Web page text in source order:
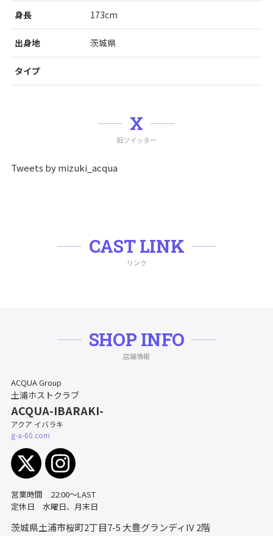
身長 173cm
出身地 茨城県
タイプ
X
旧ツイッター
Tweets by mizuki_acqua
CAST LINK
リンク
SHOP INFO
店舗情報
ACQUA Group
土浦ホストクラブ
ACQUA-IBARAKI-
アクア イバラキ
g-a-60.com
営業時間 22:00〜LAST
定休日 水曜日、月末日
茨城県土浦市桜町2丁目7-5 大豊グランディIV 2階